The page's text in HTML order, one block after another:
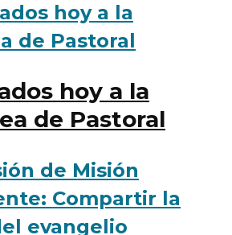
hoy a la
de Pastoral